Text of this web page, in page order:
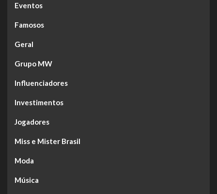
Eventos
Famosos
Geral
Grupo MW
Influenciadores
Investimentos
Jogadores
Miss e Mister Brasil
Moda
Música